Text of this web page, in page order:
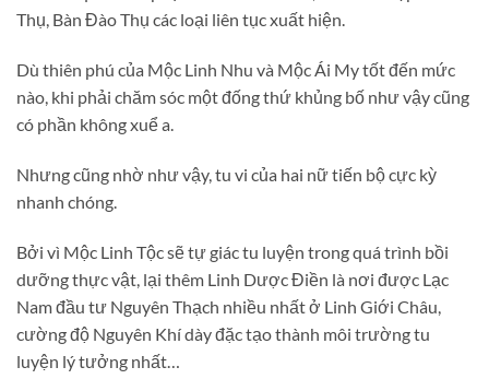
Thụ, Bàn Đào Thụ các loại liên tục xuất hiện.
Dù thiên phú của Mộc Linh Nhu và Mộc Ái My tốt đến mức
nào, khi phải chăm sóc một đống thứ khủng bố như vậy cũng
có phần không xuể a.
Nhưng cũng nhờ như vậy, tu vi của hai nữ tiến bộ cực kỳ
nhanh chóng.
Bởi vì Mộc Linh Tộc sẽ tự giác tu luyện trong quá trình bồi
dưỡng thực vật, lại thêm Linh Dược Điền là nơi được Lạc
Nam đầu tư Nguyên Thạch nhiều nhất ở Linh Giới Châu,
cường độ Nguyên Khí dày đặc tạo thành môi trường tu
luyện lý tưởng nhất…